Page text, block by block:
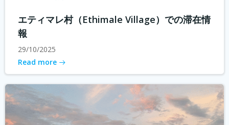
エティマレ村（Ethimale Village）での滞在情
報
29/10/2025
Read more